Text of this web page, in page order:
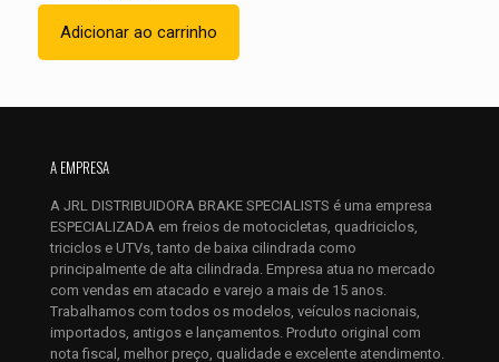
mail*
Salvar meus dados neste navegador para a próxima vez que
eu comentar.
Adicionar ao carrinho
A EMPRESA
A JRL DISTRIBUIDORA BRAKE SPECIALISTS é uma empresa
ESPECIALIZADA em freios de motocicletas, quadriciclos,
triciclos e UTVs, tanto de baixa cilindrada como
principalmente de alta cilindrada. Empresa atua no mercado
com vendas em atacado e varejo a mais de 15 anos.
Trabalhamos com todos os modelos, veículos nacionais,
importados, antigos e lançamentos. Produto original com
nota fiscal, melhor preço, qualidade e excelente atendimento.